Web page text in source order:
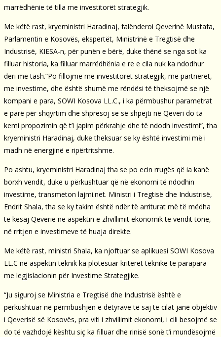
marrëdhënie të tilla me investitorët strategjik.
Me këtë rast, kryeministri Haradinaj, falënderoi Qeverinë Mustafa,
Parlamentin e Kosovës, ekspertët, Ministrinë e Tregtisë dhe
Industrisë, KIESA-n, për punën e bërë, duke thënë se nga sot ka
filluar historia, ka filluar marrëdhënia e re e cila nuk ka ndodhur
deri më tash.“Po fillojmë me investitorët strategjik, me partnerët,
me investime, dhe është shumë me rëndësi të theksojmë se një
kompani e para, SOWI Kosova LL.C., i ka përmbushur parametrat
e parë për shqyrtim dhe shpresoj se së shpejti në Qeveri do ta
kemi propozimin që t’i japim përkrahje dhe të ndodh investimi”, tha
kryeministri Haradinaj, duke theksuar se ky është investimi më i
madh në energjinë e ripërtritshme.
Po ashtu, kryeministri Haradinaj tha se po ecin rrugës që ia kanë
borxh vendit, duke u përkushtuar që në ekonomi të ndodhin
investime, transmeton lajmi.net. Ministri i Tregtisë dhe Industrisë,
Endrit Shala, tha se ky takim është ndër të arriturat më të mëdha
të kësaj Qeverie në aspektin e zhvillimit ekonomik të vendit tonë,
në rritjen e investimeve të huaja direkte.
Me këtë rast, ministri Shala, ka njoftuar se aplikuesi SOWI Kosova
LL.C në aspektin teknik ka plotësuar kriteret teknike të parapara
me legjislacionin për Investime Strategjike.
“Ju siguroj se Ministria e Tregtisë dhe Industrisë është e
përkushtuar në përmbushjen e detyrave të saj të cilat janë objektiv
i Qeverisë së Kosovës, pra viti i zhvillimit ekonomi, i cili besojmë se
do të vazhdojë kështu siç ka filluar dhe rinisë sonë t’i mundësojmë